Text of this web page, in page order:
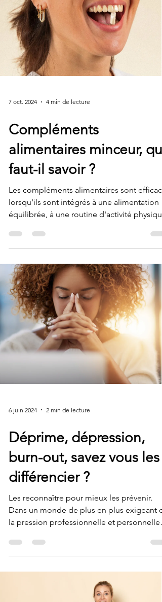
7 oct. 2024 4 min de lecture
Compléments
alimentaires minceur, que
faut-il savoir ?
Les compléments alimentaires sont
lorsqu'ils sont intégrés à une alimentation
équilibrée, à une routine d'activité physique
6 juin 2024 2 min de lecture
Déprime, dépression,
burn-out, savez vous les
différencier ?
Les reconnaître pour mieux les prévenir.
Dans un monde de plus en plus exigeant
la pression professionnelle et personnelle